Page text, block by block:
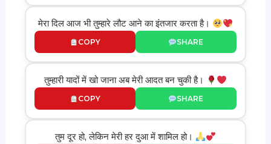
मेरा दिल आज भी तुम्हारे लौट आने का इंतजार करता है।
COPY SHARE
तुम्हारी यादों में खो जाना अब मेरी आदत बन चुकी है।
COPY SHARE
तुम दूर हो, लेकिन मेरी हर दुआ में शामिल हो।